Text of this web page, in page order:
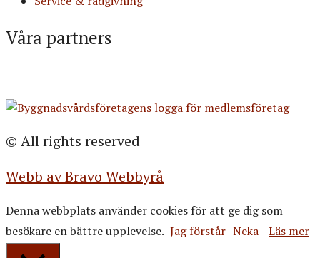
Våra partners
© All rights reserved
Webb av Bravo Webbyrå
Denna webbplats använder cookies för att ge dig som
besökare en bättre upplevelse. Jag förstår Neka Läs mer